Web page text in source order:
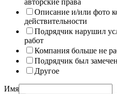
авторские права
Описание и/или фото
действительности
Подрядчик нарушил
работ
Компания больше не
Подрядчик был
Другое
Имя